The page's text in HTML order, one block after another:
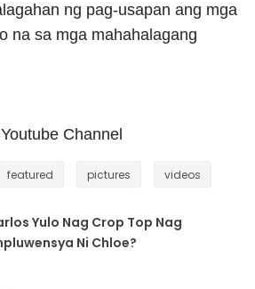
ng pag-usapan ang mga
na sa mga mahahalagang
Channel
featured pictures videos
Yulo Nag Crop Top Nag
Ni Chloe?